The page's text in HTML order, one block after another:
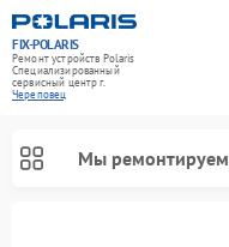
FIX-POLARIS
Ремонт устройств Polaris
Специализированный
cервисный центр г.
Череповец
Мы ремонтируем